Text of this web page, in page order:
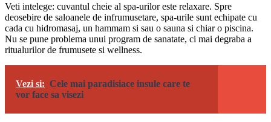
Veti intelege: cuvantul cheie al spa-urilor este relaxare. Spre
deosebire de saloanele de infrumusetare, spa-urile sunt echipate cu
cada cu hidromasaj, un hammam si sau o sauna si chiar o piscina.
Nu se pune problema unui program de sanatate, ci mai degraba a
ritualurilor de frumusete si wellness.
Vezi si: Cele mai paradisiace insule care te
vor face sa visezi